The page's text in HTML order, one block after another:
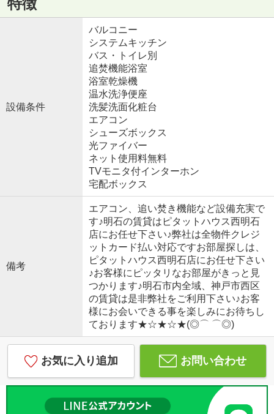
特徴
設備条件
バルコニー
システムキッチン
バス・トイレ別
追焚機能浴室
浴室乾燥機
温水洗浄便座
洗髪洗面化粧台
エアコン
シューズボックス
光ファイバー
ネット使用料無料
TVモニタ付インターホン
宅配ボックス
備考
エアコン、追い焚き機能など設備充実で
す♪明石の賃貸はピタットハウス西明石
店にお任せ下さい♪弊社は全物件クレジ
ットカード払い対応ですお部屋探しは、
ピタットハウス西明石店にお任せ下さい
♪お客様にピッタリなお部屋がきっと見
つかります♪明石市内全域、神戸市西区
の賃貸は是非弊社をご利用下さい♪お客
様にお会いできる事を楽しみにお待ちし
ております★☆★☆★(◎⌒ ⌒◎)
お気に入り追加 お問い合わせ